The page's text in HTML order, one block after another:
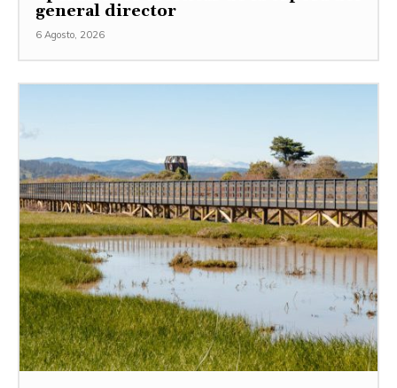
general director
6 Agosto, 2026